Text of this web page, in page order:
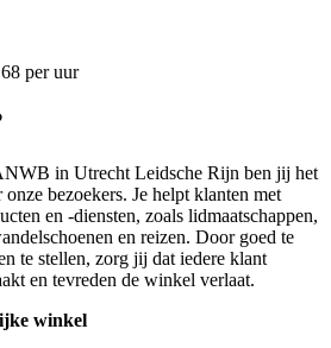
per uur
in Utrecht Leidsche Rijn ben jij het
bezoekers. Je helpt klanten met
en -diensten, zoals lidmaatschappen,
en reizen. Door goed te
te stellen, zorg jij dat iedere klant
en tevreden de winkel verlaat.
winkel